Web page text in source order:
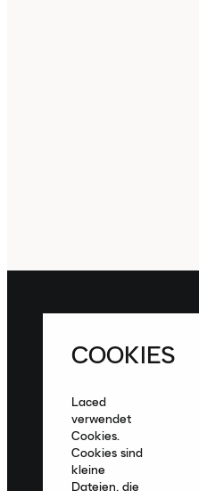
Melde dich für
Melde dich für den
zugeschnittene
COOKIES
Laced
verwendet
Cookies.
Cookies sind
kleine
Dateien, die